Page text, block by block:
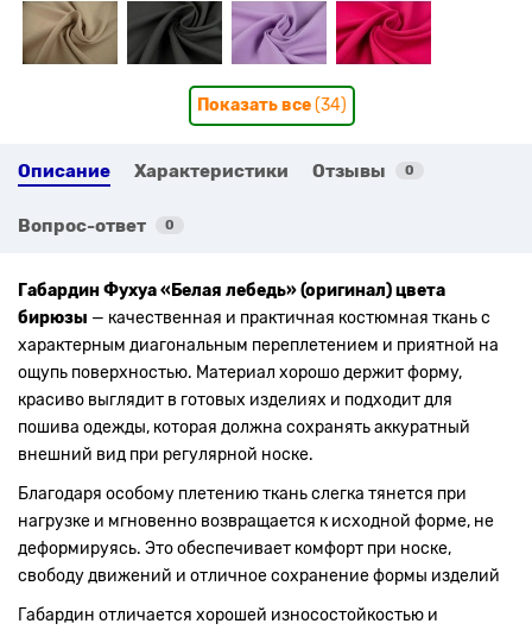
Показать все(34)
Описание Характеристики Отзывы 0
Вопрос-ответ 0
Габардин Фухуа «Белая лебедь» (оригинал) цвета
бирюзы — качественная и практичная костюмная ткань с
характерным диагональным переплетением и приятной на
ощупь поверхностью. Материал хорошо держит форму,
красиво выглядит в готовых изделиях и подходит для
пошива одежды, которая должна сохранять аккуратный
внешний вид при регулярной носке.
Благодаря особому плетению ткань слегка тянется при
нагрузке и мгновенно возвращается к исходной форме, не
деформируясь. Это обеспечивает комфорт при носке,
свободу движений и отличное сохранение формы изделий
Габардин отличается хорошей износостойкостью и